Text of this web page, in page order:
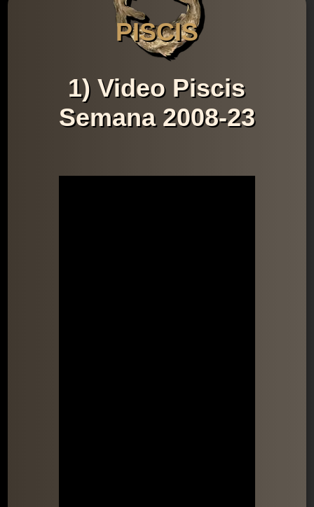
PISCIS
1) Video Piscis
Semana 2008-23